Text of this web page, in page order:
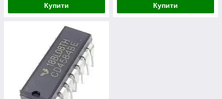
Купити Купити